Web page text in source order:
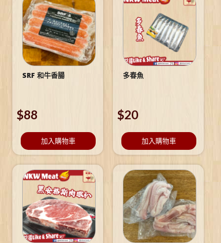
SRF 和牛香腸
$88
加入購物車
多春魚
$20
加入購物車